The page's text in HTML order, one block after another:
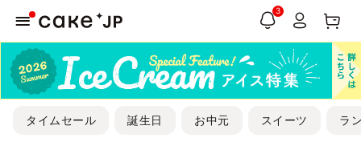
3
タイムセール 誕生日 お中元 スイーツ ラ